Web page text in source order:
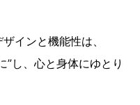
インと機能性は、
”し、心と身体にゆとり